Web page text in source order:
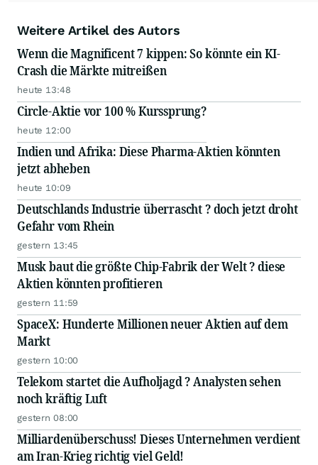
Weitere Artikel des Autors
Wenn die Magnificent 7 kippen: So könnte ein KI-
Crash die Märkte mitreißen
heute 13:48
Circle-Aktie vor 100 % Kurssprung?
heute 12:00
Indien und Afrika: Diese Pharma-Aktien könnten
jetzt abheben
heute 10:09
Deutschlands Industrie überrascht ? doch jetzt droht
Gefahr vom Rhein
gestern 13:45
Musk baut die größte Chip-Fabrik der Welt ? diese
Aktien könnten profitieren
gestern 11:59
SpaceX: Hunderte Millionen neuer Aktien auf dem
Markt
gestern 10:00
Telekom startet die Aufholjagd ? Analysten sehen
noch kräftig Luft
gestern 08:00
Milliardenüberschuss! Dieses Unternehmen verdient
am Iran-Krieg richtig viel Geld!